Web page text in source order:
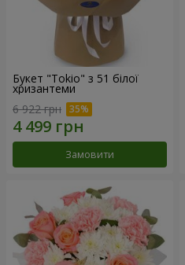
Букет "Tokio" з 51 білої
хризантеми
6 922 грн
Замовити